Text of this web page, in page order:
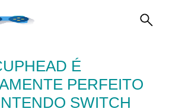
É
PERFEITO
SWITCH